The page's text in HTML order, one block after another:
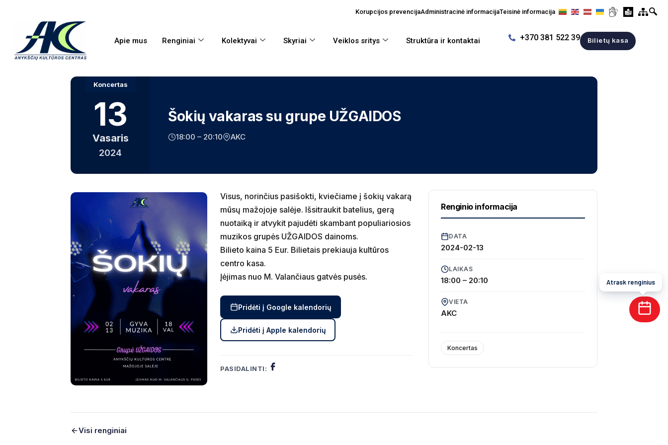
Korupcijos prevencijaAdministracinė informacijaTeisinė informacija
Apie mus Renginiai Kolektyvai Skyriai Veiklos sritys Struktūra ir kontaktai +370 381 522 39 Bilietų kasa
Koncertas
13
Vasaris
2024
Šokių vakaras su grupe UŽGAIDOS
18:00 – 20:10 AKC
Visus, norinčius pasišokti, kviečiame į šokių vakarą
mūsų mažojoje salėje. Išsitraukit batelius, gerą
nuotaiką ir atvykit pajudėti skambant populiariosios
muzikos grupės UŽGAIDOS dainoms.
Bilieto kaina 5 Eur. Bilietais prekiauja kultūros
centro kasa.
Įėjimas nuo M. Valančiaus gatvės pusės.
Pridėti į Google kalendorių
Pridėti į Apple kalendorių
PASIDALINTI:
Renginio informacija
DATA
2024-02-13
LAIKAS
18:00 – 20:10
VIETA
AKC
Koncertas
Visi renginiai
Atrask renginius